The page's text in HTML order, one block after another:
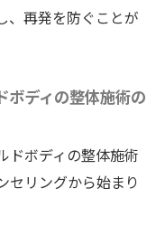
景と目的
は
法の評判と評価
、再発を防ぐことが
ボディの整体施術の
ドボディの整体施術
セリングから始まり